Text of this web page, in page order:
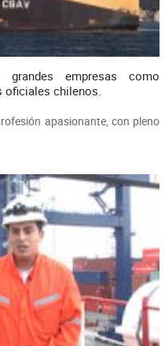
empresas como
oficiales chilenos.
apasionante, con pleno